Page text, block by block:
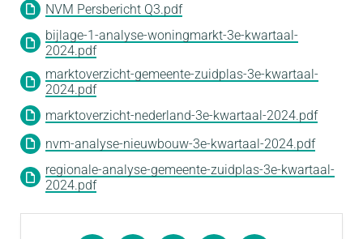
NVM Persbericht Q3.pdf
bijlage-1-analyse-woningmarkt-3e-kwartaal-
2024.pdf
marktoverzicht-gemeente-zuidplas-3e-kwartaal-
2024.pdf
marktoverzicht-nederland-3e-kwartaal-2024.pdf
nvm-analyse-nieuwbouw-3e-kwartaal-2024.pdf
regionale-analyse-gemeente-zuidplas-3e-kwartaal-
2024.pdf